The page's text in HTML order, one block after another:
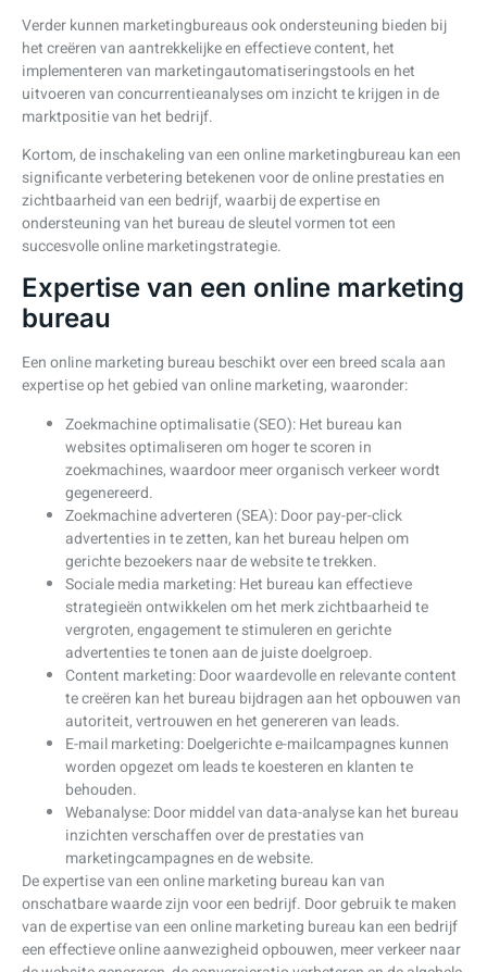
Verder kunnen marketingbureaus ook ondersteuning bieden bij
het creëren van aantrekkelijke en effectieve content, het
implementeren van marketingautomatiseringstools en het
uitvoeren van concurrentieanalyses om inzicht te krijgen in de
marktpositie van het bedrijf.
Kortom, de inschakeling van een online marketingbureau kan een
significante verbetering betekenen voor de online prestaties en
zichtbaarheid van een bedrijf, waarbij de expertise en
ondersteuning van het bureau de sleutel vormen tot een
succesvolle online marketingstrategie.
Expertise van een online marketing
bureau
Een online marketing bureau beschikt over een breed scala aan
expertise op het gebied van online marketing, waaronder:
Zoekmachine optimalisatie (SEO): Het bureau kan
websites optimaliseren om hoger te scoren in
zoekmachines, waardoor meer organisch verkeer wordt
gegenereerd.
Zoekmachine adverteren (SEA): Door pay-per-click
advertenties in te zetten, kan het bureau helpen om
gerichte bezoekers naar de website te trekken.
Sociale media marketing: Het bureau kan effectieve
strategieën ontwikkelen om het merk zichtbaarheid te
vergroten, engagement te stimuleren en gerichte
advertenties te tonen aan de juiste doelgroep.
Content marketing: Door waardevolle en relevante content
te creëren kan het bureau bijdragen aan het opbouwen van
autoriteit, vertrouwen en het genereren van leads.
E-mail marketing: Doelgerichte e-mailcampagnes kunnen
worden opgezet om leads te koesteren en klanten te
behouden.
Webanalyse: Door middel van data-analyse kan het bureau
inzichten verschaffen over de prestaties van
marketingcampagnes en de website.
De expertise van een online marketing bureau kan van
onschatbare waarde zijn voor een bedrijf. Door gebruik te maken
van de expertise van een online marketing bureau kan een bedrijf
een effectieve online aanwezigheid opbouwen, meer verkeer naar